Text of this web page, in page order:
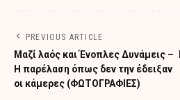
PREVIOUS ARTICLE
Μαζί λαός και Ένοπλες Δυνάμεις –
Η παρέλαση όπως δεν την έδειξαν
οι κάμερες (ΦΩΤΟΓΡΑΦΙΕΣ)